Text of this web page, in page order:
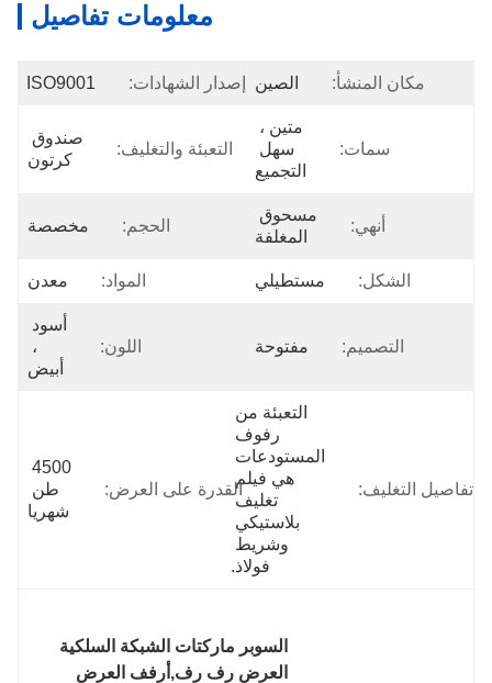
معلومات تفاصيل
مكان المنشأ: الصين إصدار الشهادات: ISO9001
سمات:
متين ،
التجميع
التعبئة والتغليف:
صندوق
كرتون
أنهي:
مسحوق
المغلفة
الحجم: مخصصة
الشكل: مستطيلي المواد: معدن
التصميم: مفتوحة اللون:
أسود
،
أبيض
تفاصيل التغليف:
التعبئة من
رفوف
المستودعات
هي فيلم
تغليف
وشريط
فولاذ.
القدرة على العرض:
4500
طن
شهريا
السوبر ماركتات الشبكة السلكية
العرض رف رف,أرفف العرض